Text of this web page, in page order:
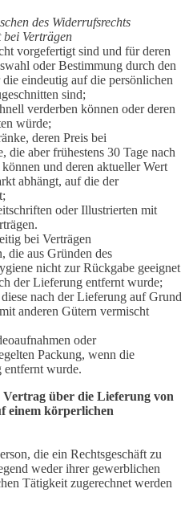
des Widerrufsrechts
bei Verträgen
vorgefertigt sind und für deren
oder Bestimmung durch den
eindeutig auf die persönlichen
sind;
verderben können oder deren
würde;
deren Preis bei
die aber frühestens 30 Tage nach
und deren aktueller Wert
abhängt, auf die der
oder Illustrierten mit
bei Verträgen
die aus Gründen des
nicht zur Rückgabe geeignet
der Lieferung entfernt wurde;
nach der Lieferung auf Grund
anderen Gütern vermischt
oder
Packung, wenn die
entfernt wurde.
über die Lieferung von
einem körperlichen
die ein Rechtsgeschäft zu
weder ihrer gewerblichen
Tätigkeit zugerechnet werden